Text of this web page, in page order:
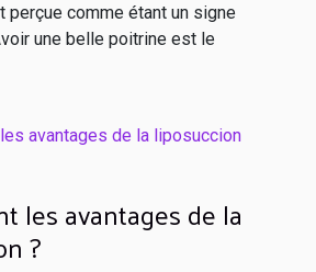
perçue comme étant un signe
une belle poitrine est le
les avantages de la
?